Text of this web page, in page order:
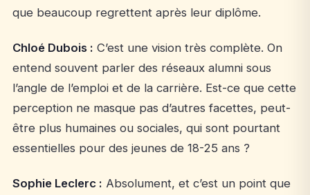
que beaucoup regrettent après leur diplôme.
Chloé Dubois : C’est une vision très complète. On
entend souvent parler des réseaux alumni sous
l’angle de l’emploi et de la carrière. Est-ce que cette
perception ne masque pas d’autres facettes, peut-
être plus humaines ou sociales, qui sont pourtant
essentielles pour des jeunes de 18-25 ans ?
Sophie Leclerc : Absolument, et c’est un point que